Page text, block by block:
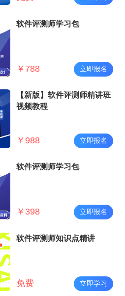
软件评测师学习包
￥ 788 立即报名
【新版】软件评测师精讲班
视频教程
￥ 988 立即报名
软件评测师学习包
￥ 398 立即报名
软件评测师知识点精讲
免费 立即学习